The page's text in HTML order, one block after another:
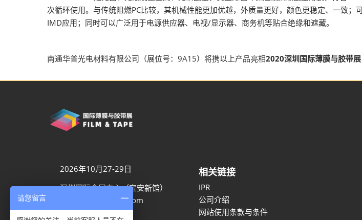
次循环使用。与传统阻燃PC比较，其机械性能更加优越，外质量更好，颜色更稳定、一致
IMD应用；同时可以广泛用于电源供应器、电视/显示器、商务机等贴合绝缘和遮藏。
南通华普光电材料有限公司（展位号：9A15）将携以上产品亮相2020深圳国际薄膜与胶带展
2026年10月27-29日
深圳国际会展中心（宝安新馆）
aaron.ye@rxglobal.com
021-2231 7259
相关链接
IPR
公司介绍
网站使用条款与条件
请您留言